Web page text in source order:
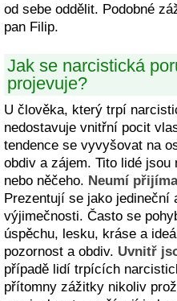
od sebe oddělit. Podobné
pan Filip.
Jak se narcistická
projevuje?
U člověka, který trpí
nedostavuje vnitřní pocit
tendence se vyvyšovat na
obdiv a zájem. Tito lidé
nebo něčeho. Neumí
Prezentují se jako jedineční
výjimečnosti. Často se
úspěchu, lesku, kráse a
pozornost a obdiv. Uvnitř
případě lidí trpících
přítomny zážitky nikoliv